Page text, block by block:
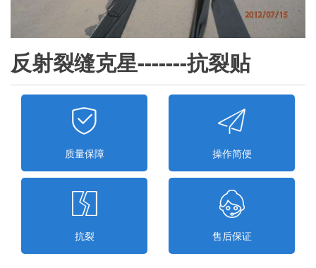
反射裂缝克星-------抗裂贴
质量保障 操作简便
抗裂 售后保证